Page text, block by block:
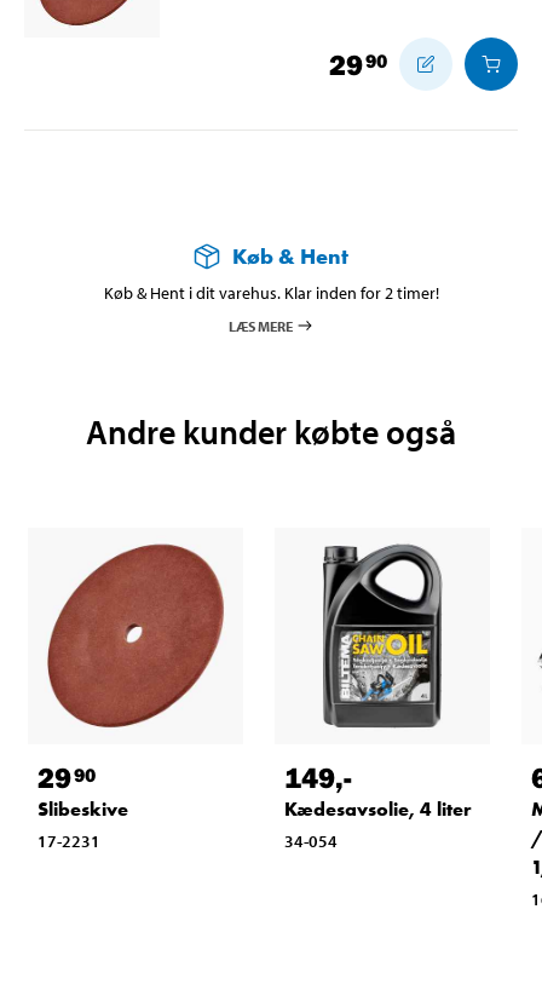
2990
Køb & Hent
Køb & Hent i dit varehus. Klar inden for 2 timer!
LÆS MERE
Andre kunder købte også
2990
Slibeskive
17-2231
149,-
Kædesavsolie, 4 liter
34-054